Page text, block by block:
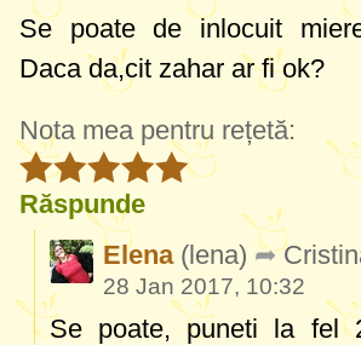
Se poate de inlocuit
Daca da,cit zahar ar fi ok?
Nota mea pentru rețetă:
Răspunde
Elena (lena)
28 Jan 2017, 10:32
Se poate, puneti la fel